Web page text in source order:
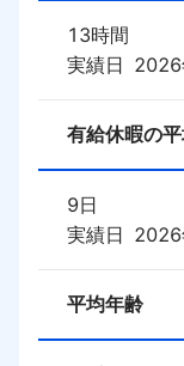
13時間
実績日 2026
有給休暇の
9日
実績日 2026
平均年齢